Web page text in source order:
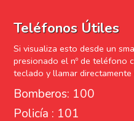
Teléfonos Útiles
Si visualiza esto desde un
presionado el nº de teléfono
teclado y llamar
Bomberos: 100
Policía : 101